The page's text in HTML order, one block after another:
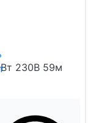
230В 59м